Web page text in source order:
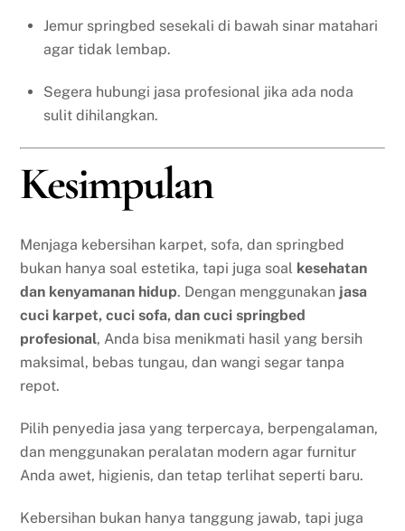
Jemur springbed sesekali di bawah sinar matahari
agar tidak lembap.
Segera hubungi jasa profesional jika ada noda
sulit dihilangkan.
Kesimpulan
Menjaga kebersihan karpet, sofa, dan springbed
bukan hanya soal estetika, tapi juga soal kesehatan
dan kenyamanan hidup. Dengan menggunakan jasa
cuci karpet, cuci sofa, dan cuci springbed
profesional, Anda bisa menikmati hasil yang bersih
maksimal, bebas tungau, dan wangi segar tanpa
repot.
Pilih penyedia jasa yang terpercaya, berpengalaman,
dan menggunakan peralatan modern agar furnitur
Anda awet, higienis, dan tetap terlihat seperti baru.
Kebersihan bukan hanya tanggung jawab, tapi juga